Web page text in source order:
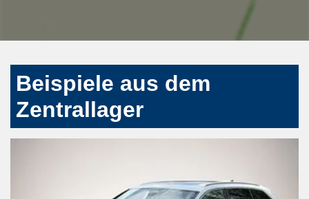
Beispiele aus dem
Zentrallager